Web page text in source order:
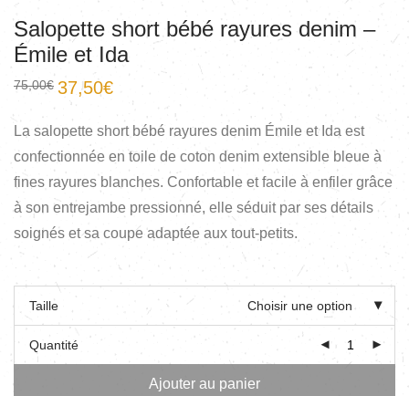
Salopette short bébé rayures denim –
Émile et Ida
75,00€ 37,50€
La salopette short bébé rayures denim Émile et Ida est
confectionnée en toile de coton denim extensible bleue à
fines rayures blanches. Confortable et facile à enfiler grâce
à son entrejambe pressionné, elle séduit par ses détails
soignés et sa coupe adaptée aux tout-petits.
Taille Choisir une option
Quantité
Ajouter au panier